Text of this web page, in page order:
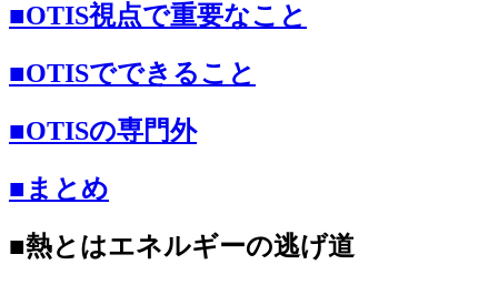
■OTIS視点で重要なこと
■OTISでできること
■OTISの専門外
■まとめ
■熱とはエネルギーの逃げ道